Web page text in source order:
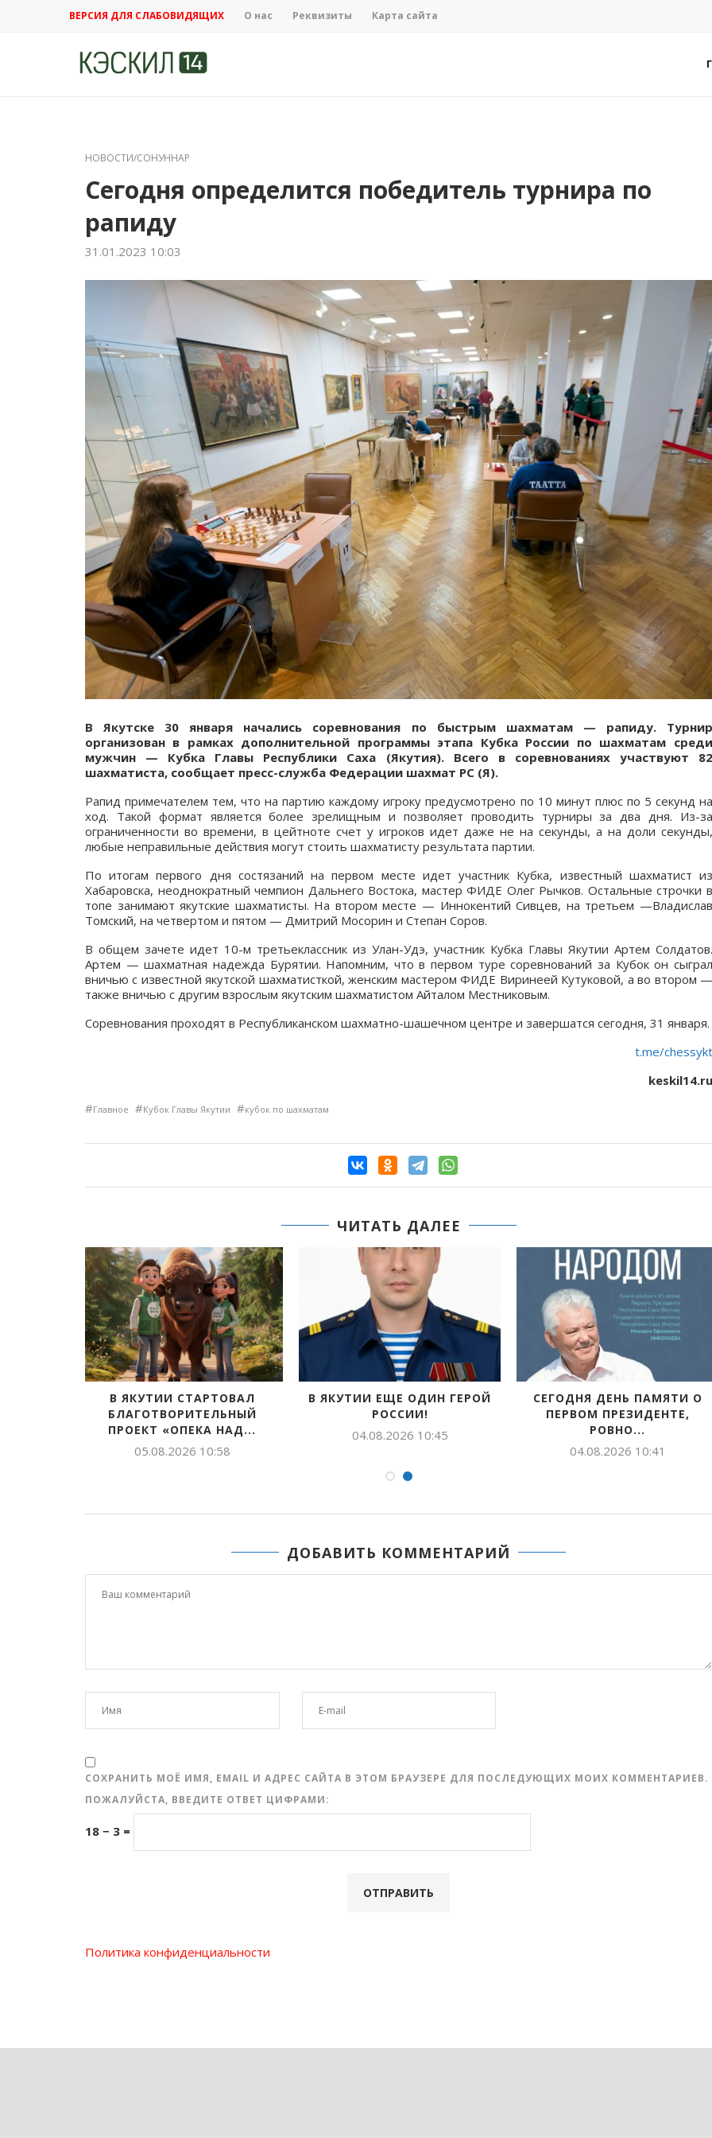
ВЕРСИЯ ДЛЯ СЛАБОВИДЯЩИХ О нас Реквизиты Карта сайта
НОВОСТИ/СОНУННАР
Сегодня определится победитель турнира по
рапиду
31.01.2023 10:03
В Якутске 30 января начались соревнования по быстрым шахматам — рапиду. Турнир
организован в рамках дополнительной программы этапа Кубка России по шахматам среди
мужчин — Кубка Главы Республики Саха (Якутия). Всего в соревнованиях участвуют 82
шахматиста, сообщает пресс-служба Федерации шахмат РС (Я).
Рапид примечателем тем, что на партию каждому игроку предусмотрено по 10 минут плюс по 5 секунд на
ход. Такой формат является более зрелищным и позволяет проводить турниры за два дня. Из-за
ограниченности во времени, в цейтноте счет у игроков идет даже не на секунды, а на доли секунды,
любые неправильные действия могут стоить шахматисту результата партии.
По итогам первого дня состязаний на первом месте идет участник Кубка, известный шахматист из
Хабаровска, неоднократный чемпион Дальнего Востока, мастер ФИДЕ Олег Рычков. Остальные строчки в
топе занимают якутские шахматисты. На втором месте — Иннокентий Сивцев, на третьем —Владислав
Томский, на четвертом и пятом — Дмитрий Мосорин и Степан Соров.
В общем зачете идет 10-м третьеклассник из Улан-Удэ, участник Кубка Главы Якутии Артем Солдатов.
Артем — шахматная надежда Бурятии. Напомним, что в первом туре соревнований за Кубок он сыграл
вничью с известной якутской шахматисткой, женским мастером ФИДЕ Виринеей Кутуковой, а во втором —
также вничью с другим взрослым якутским шахматистом Айталом Местниковым.
Соревнования проходят в Республиканском шахматно-шашечном центре и завершатся сегодня, 31 января.
t.me/chessykt
keskil14.ru
#Главное #Кубок Главы Якутии #кубок по шахматам
ЧИТАТЬ ДАЛЕЕ
В ЯКУТИИ СТАРТОВАЛ
БЛАГОТВОРИТЕЛЬНЫЙ
ПРОЕКТ «ОПЕКА НАД...
05.08.2026 10:58
В ЯКУТИИ ЕЩЕ ОДИН ГЕРОЙ
РОССИИ!
04.08.2026 10:45
СЕГОДНЯ ДЕНЬ ПАМЯТИ О
ПЕРВОМ ПРЕЗИДЕНТЕ,
РОВНО...
04.08.2026 10:41
ДОБАВИТЬ КОММЕНТАРИЙ
СОХРАНИТЬ МОЁ ИМЯ, EMAIL И АДРЕС САЙТА В ЭТОМ БРАУЗЕРЕ ДЛЯ ПОСЛЕДУЮЩИХ МОИХ КОММЕНТАРИЕВ.
ПОЖАЛУЙСТА, ВВЕДИТЕ ОТВЕТ ЦИФРАМИ:
18 − 3 =
Политика конфиденциальности